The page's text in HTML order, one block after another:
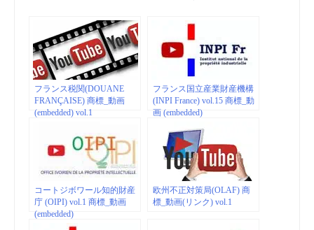
フランス税関(DOUANE
FRANÇAISE) 商標_動画
(embedded) vol.1
フランス国立産業財産機構
(INPI France) vol.15 商標_動
画 (embedded)
コートジボワール知的財産
庁 (OIPI) vol.1 商標_動画
(embedded)
欧州不正対策局(OLAF) 商
標_動画(リンク) vol.1